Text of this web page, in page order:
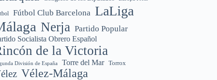
Fútbol Club Barcelona LaLiga
Nerja Partido Popular
Socialista Obrero Español
de la Victoria
División de España Torre del Mar Torrox
Vélez-Málaga